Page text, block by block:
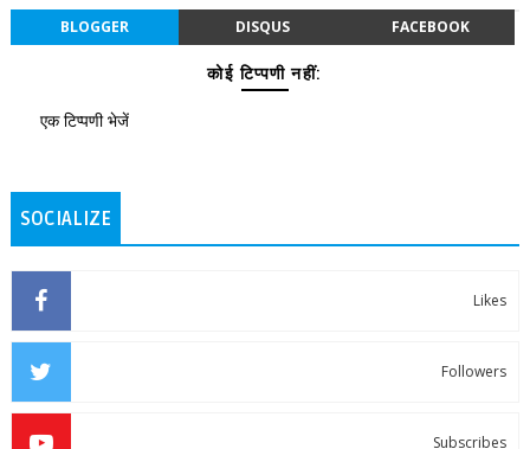
BLOGGER DISQUS FACEBOOK
कोई टिप्पणी नहीं:
एक टिप्पणी भेजें
SOCIALIZE
Likes
Followers
Subscribes